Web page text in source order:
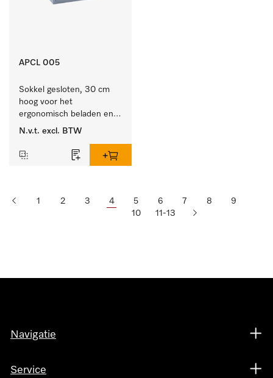
APCL 005
Sokkel gesloten, 30 cm
hoog voor het
ergonomisch beladen en
legen van de wasmachine
N.v.t. excl. BTW
1 2 3 4 5 6 7 8
9
10
11-13
Navigatie
Service